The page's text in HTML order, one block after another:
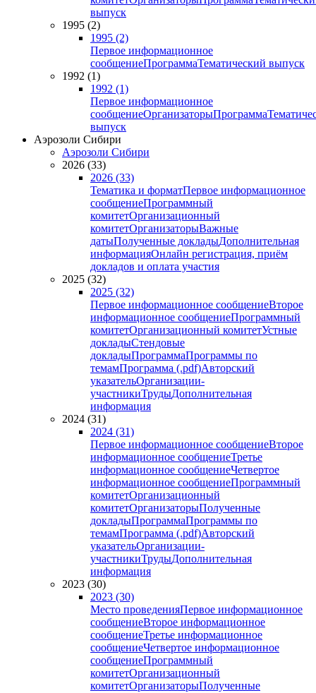
выпуск
1995 (2)
1995 (2)
Первое информационное
сообщениеПрограммаТематический выпуск
1992 (1)
1992 (1)
Первое информационное
сообщениеОрганизаторыПрограмма
выпуск
Аэрозоли Сибири
Аэрозоли Сибири
2026 (33)
2026 (33)
Тематика и форматПервое информационное
сообщениеПрограммный
комитетОрганизационный
комитетОрганизаторыВажные
датыПолученные докладыДополнительная
информацияОнлайн регистрация, приём
докладов и оплата участия
2025 (32)
2025 (32)
Первое информационное сообщениеВторое
информационное сообщениеПрограммный
комитетОрганизационный комитетУстные
докладыСтендовые
докладыПрограммаПрограммы по
темамПрограмма (.pdf)Авторский
указательОрганизации-
участникиТрудыДополнительная
информация
2024 (31)
2024 (31)
Первое информационное сообщениеВторое
информационное сообщениеТретье
информационное сообщениеЧетвертое
информационное сообщениеПрограммный
комитетОрганизационный
комитетОрганизаторыПолученные
докладыПрограммаПрограммы по
темамПрограмма (.pdf)Авторский
указательОрганизации-
участникиТрудыДополнительная
информация
2023 (30)
2023 (30)
Место проведенияПервое информационное
сообщениеВторое информационное
сообщениеТретье информационное
сообщениеЧетвертое информационное
сообщениеПрограммный
комитетОрганизационный
комитетОрганизаторыПолученные